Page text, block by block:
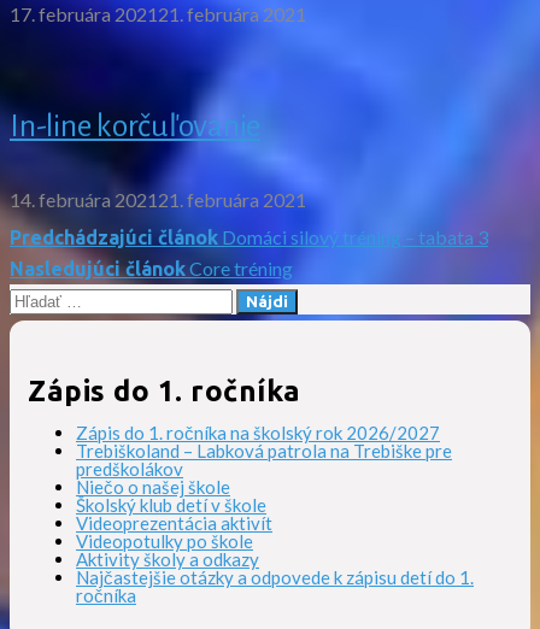
17. februára 202121. februára 2021
In-line korčuľovanie
14. februára 2021 21. februára 2021
Navigácia
v
článku
Predchádzajúci článokDomáci silový tréning – tabata 3
Nasledujúci článokCore tréning
Hľadať:
Zápis do 1. ročníka
Zápis do 1. ročníka na školský rok 2026/2027
Trebiškoland – Labková patrola na Trebiške pre
predškolákov
Niečo o našej škole
Školský klub detí v škole
Videoprezentácia aktivít
Videopotulky po škole
Aktivity školy a odkazy
Najčastejšie otázky a odpovede k zápisu detí do 1.
ročníka